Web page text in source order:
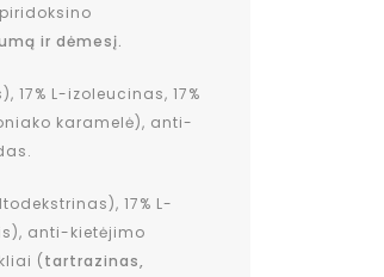
ir dėmesį.
L-izoleucinas, 17%
karamelė), anti-
17% L-
anti-kietėjimo
(tartrazinas,